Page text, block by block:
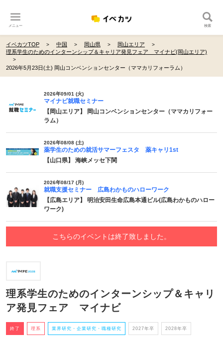
メニュー 検索
イベカツTOP 中国 岡山県
岡山エリア
理系学生のためのインターンシップ＆キャリア発見フェア マイナビ(岡山エリア)
2026年5月23日(土) 岡山コンベンションセンター（ママカリフォーラム）
2026年09/01 (火)
マイナビ就職セミナー
【岡山エリア】 岡山コンベンションセンター（ママカリフォー
ラム）
2026年08/08 (土)
薬学生のための就活サマーフェスタ 薬キャリ1st
【山口県】 海峡メッセ下関
2026年08/17 (月)
就職支援セミナー 広島わかものハローワーク
【広島エリア】 明治安田生命広島本通ビル(広島わかものハロー
ワーク)
こちらのイベントは終了致しました。
理系学生のためのインターンシップ＆キャリ
ア発見フェア マイナビ
終了 理系 業界研究・企業研究・職種研究 2027年卒 2028年卒